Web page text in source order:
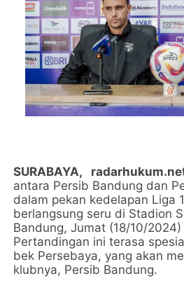
SURABAYA,
antara Persib Bandung dan
dalam pekan kedelapan Liga
berlangsung seru di Stadion
Bandung, Jumat (18/10/2024)
Pertandingan ini terasa
bek Persebaya, yang akan
klubnya, Persib Bandung.